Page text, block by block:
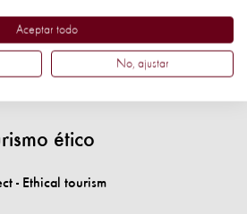
para desarrollar
emocionantes en el
de comunicaciones de
ético
Aceptar todo
No, ajustar